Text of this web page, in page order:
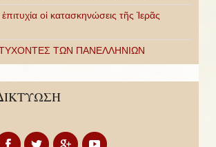
οἱ κατασκηνώσεις τῆς Ἱερᾶς
ΤΩΝ ΠΑΝΕΛΛΗΝΙΩΝ